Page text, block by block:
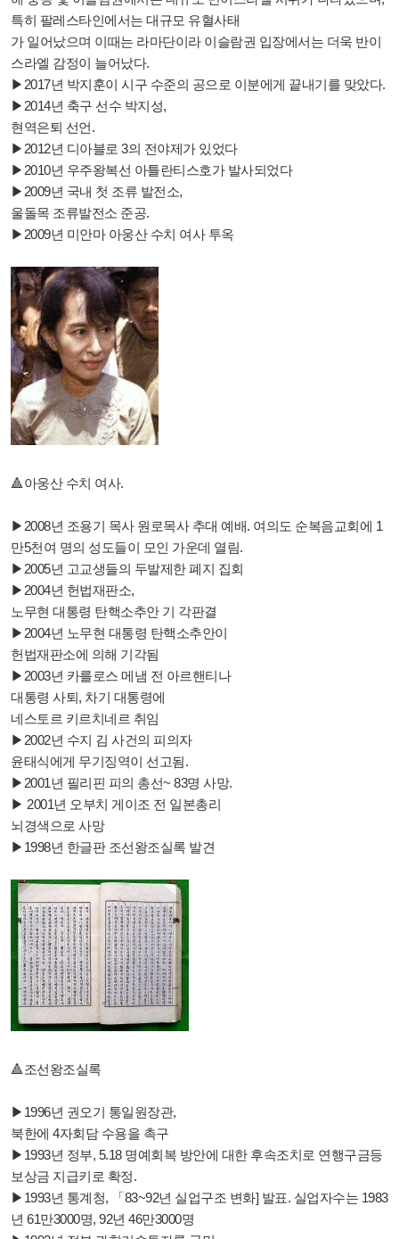
특히 팔레스타인에서는 대규모 유혈사태
가 일어났으며 이때는 라마단이라 이슬람권 입장에서는 더욱 반이
스라엘 감정이 늘어났다.
▶2017년 박지훈이 시구 수준의 공으로 이분에게 끝내기를 맞았다.
▶2014년 축구 선수 박지성,
현역은퇴 선언.
▶2012년 디아블로 3의 전야제가 있었다
▶2010년 우주왕복선 아틀란티스호가 발사되었다
▶2009년 국내 첫 조류 발전소,
울돌목 조류발전소 준공.
▶2009년 미안마 아웅산 수치 여사 투옥
🔺️아웅산 수치 여사.
▶2008년 조용기 목사 원로목사 추대 예배. 여의도 순복음교회에 1
만5천여 명의 성도들이 모인 가운데 열림.
▶2005년 고교생들의 두발제한 폐지 집회
▶2004년 헌법재판소,
노무현 대통령 탄핵소추안 기 각판결
▶2004년 노무현 대통령 탄핵소추안이
헌법재판소에 의해 기각됨
▶2003년 카를로스 메냄 전 아르핸티나
대통령 사퇴, 차기 대통령에
네스토르 키르치네르 취임
▶2002년 수지 김 사건의 피의자
윤태식에게 무기징역이 선고됨.
▶2001년 필리핀 피의 총선~ 83명 사망.
▶ 2001년 오부치 게이조 전 일본총리
뇌경색으로 사망
▶1998년 한글판 조선왕조실록 발견
🔺️조선왕조실록
▶1996년 권오기 통일원장관,
북한에 4자회담 수용을 촉구
▶1993년 정부, 5.18 명예회복 방안에 대한 후속조치로 연행구금등
보상금 지급키로 확정.
▶1993년 통계청, 「83~92년 실업구조 변화] 발표. 실업자수는 1983
년 61만3000명, 92년 46만3000명